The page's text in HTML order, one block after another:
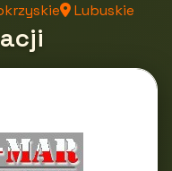
Lubuskie